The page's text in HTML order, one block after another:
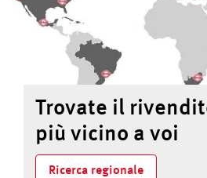
Trovate il
più vicino a voi
Ricerca regionale